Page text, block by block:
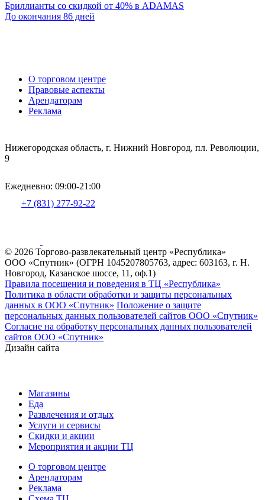
Бриллианты со скидкой от 40% в ADAMAS
До окончания 86 дней
О торговом центре
Правовые аспекты
Арендаторам
Реклама
Нижегородская область, г. Нижний Новгород, пл. Революции,
9
Ежедневно: 09:00-21:00
+7 (831) 277-92-22
© 2026 Торгово-развлекательный центр «Республика»
ООО «Спутник» (ОГРН 1045207805763, адрес: 603163, г. Н.
Новгород, Казанское шоссе, 11, оф.1)
Правила посещения и поведения в ТЦ «Республика»
Политика в области обработки и защиты персональных
данных в ООО «Спутник» Положение о защите
персональных данных пользователей сайтов ООО «Спутник»
Согласие на обработку персональных данных пользователей
сайтов ООО «Спутник»
Дизайн сайта
Магазины
Еда
Развлечения и отдых
Услуги и сервисы
Скидки и акции
Мероприятия и акции ТЦ
О торговом центре
Арендаторам
Реклама